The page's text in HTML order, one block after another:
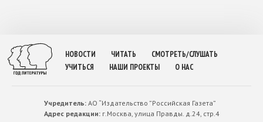
НОВОСТИ ЧИТАТЬ
СМОТРЕТЬ/СЛУШАТЬ
УЧИТЬСЯ
НАШИ ПРОЕКТЫ О НАС
Учредитель:АО “Издательство ”Российская Газета”
Адрес редакции:г.Москва, улица Правды. д.24, стр.4